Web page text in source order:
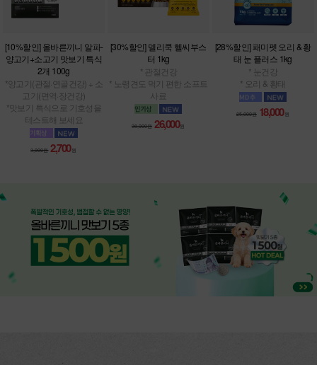
[10%할인] 올바른끼니 알파-
양고기+소고기 맛보기 특식
2개 100g
*양고기(관절·연골건강) + 소
고기(면역·장건강)
*맛보기 특식으로 기호성을
테스트해 보세요
3,000원 2,700 원
[30%할인] 델리쿡 헬씨부스
터 1kg
* 관절건강
* 노령견도 먹기 편한 소프트
사료
38,000원 26,000원
[28%할인] 패미펫 오리 & 황
태 눈 플러스 1kg
* 눈건강
* 오리 & 황태
25,000원 18,000 원